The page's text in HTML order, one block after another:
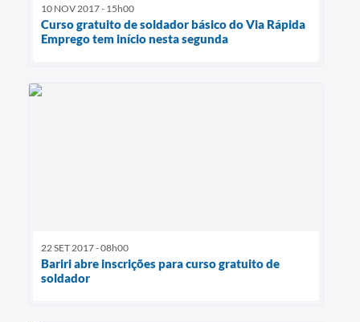
10 NOV 2017 - 15h00
Curso gratuito de soldador básico do Via Rápida
Emprego tem início nesta segunda
22 SET 2017 - 08h00
Bariri abre inscrições para curso gratuito de
soldador